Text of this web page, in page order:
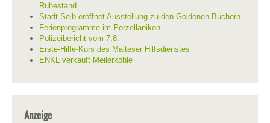
Ruhestand
Stadt Selb eröffnet Ausstellung zu den Goldenen Büchern
Ferienprogramme im Porzellanikon
Polizeibericht vom 7.8.
Erste-Hilfe-Kurs des Malteser Hilfsdienstes
ENKL verkauft Meilerkohle
Anzeige